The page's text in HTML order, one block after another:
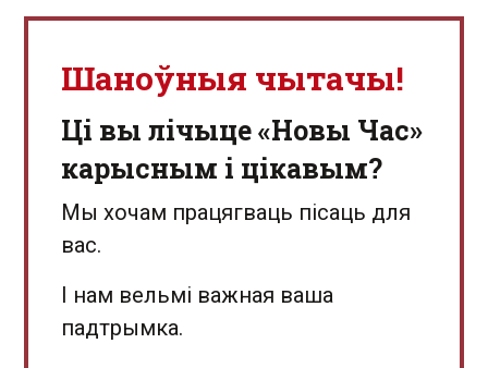
Шаноўныя чытачы!
Ці вы лічыце «Новы Час»
карысным і цікавым?
Мы хочам працягваць пісаць для
вас.
І нам вельмі важная ваша
падтрымка.